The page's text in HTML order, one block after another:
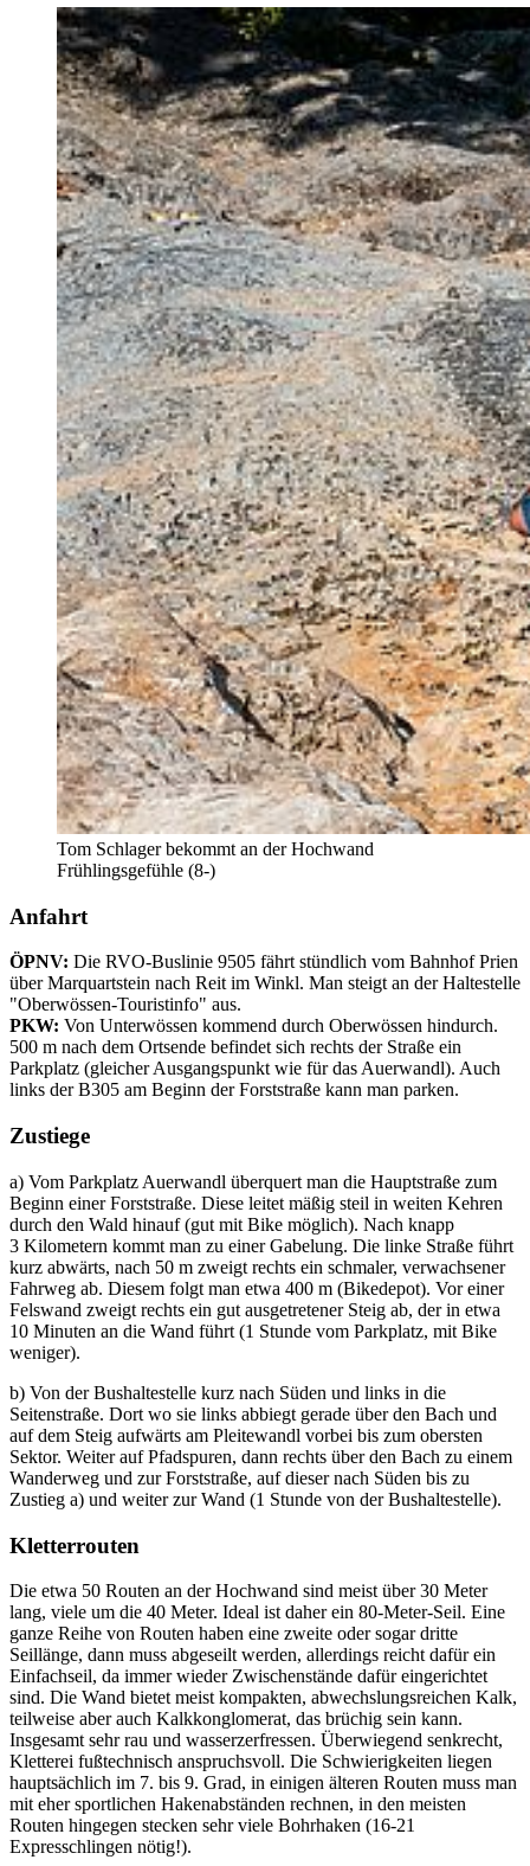
Tom Schlager bekommt an der Hochwand
Frühlingsgefühle (8-)
Anfahrt
ÖPNV: Die RVO-Buslinie 9505 fährt stündlich vom Bahnhof Prien
über Marquartstein nach Reit im Winkl. Man steigt an der Haltestelle
"Oberwössen-Touristinfo" aus.
PKW: Von Unterwössen kommend durch Oberwössen hindurch.
500 m nach dem Ortsende befindet sich rechts der Straße ein
Parkplatz (gleicher Ausgangspunkt wie für das Auerwandl). Auch
links der B305 am Beginn der Forststraße kann man parken.
Zustiege
a) Vom Parkplatz Auerwandl überquert man die Hauptstraße zum
Beginn einer Forststraße. Diese leitet mäßig steil in weiten Kehren
durch den Wald hinauf (gut mit Bike möglich). Nach knapp
3 Kilometern kommt man zu einer Gabelung. Die linke Straße führt
kurz abwärts, nach 50 m zweigt rechts ein schmaler, verwachsener
Fahrweg ab. Diesem folgt man etwa 400 m (Bikedepot). Vor einer
Felswand zweigt rechts ein gut ausgetretener Steig ab, der in etwa
10 Minuten an die Wand führt (1 Stunde vom Parkplatz, mit Bike
weniger).
b) Von der Bushaltestelle kurz nach Süden und links in die
Seitenstraße. Dort wo sie links abbiegt gerade über den Bach und
auf dem Steig aufwärts am Pleitewandl vorbei bis zum obersten
Sektor. Weiter auf Pfadspuren, dann rechts über den Bach zu einem
Wanderweg und zur Forststraße, auf dieser nach Süden bis zu
Zustieg a) und weiter zur Wand (1 Stunde von der Bushaltestelle).
Kletterrouten
Die etwa 50 Routen an der Hochwand sind meist über 30 Meter
lang, viele um die 40 Meter. Ideal ist daher ein 80-Meter-Seil. Eine
ganze Reihe von Routen haben eine zweite oder sogar dritte
Seillänge, dann muss abgeseilt werden, allerdings reicht dafür ein
Einfachseil, da immer wieder Zwischenstände dafür eingerichtet
sind. Die Wand bietet meist kompakten, abwechslungsreichen Kalk,
teilweise aber auch Kalkkonglomerat, das brüchig sein kann.
Insgesamt sehr rau und wasserzerfressen. Überwiegend senkrecht,
Kletterei fußtechnisch anspruchsvoll. Die Schwierigkeiten liegen
hauptsächlich im 7. bis 9. Grad, in einigen älteren Routen muss man
mit eher sportlichen Hakenabständen rechnen, in den meisten
Routen hingegen stecken sehr viele Bohrhaken (16-21
Expresschlingen nötig!).